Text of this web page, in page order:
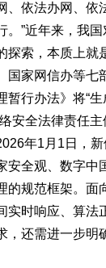
、依法办网、依
。”近年来，我
探索，本质上就
国家网信办等七
暂行办法》将“
安全法律责任
年1月1日，
安全观、数字中
的规范框架。面
实时响应、算法
，还需进一步明